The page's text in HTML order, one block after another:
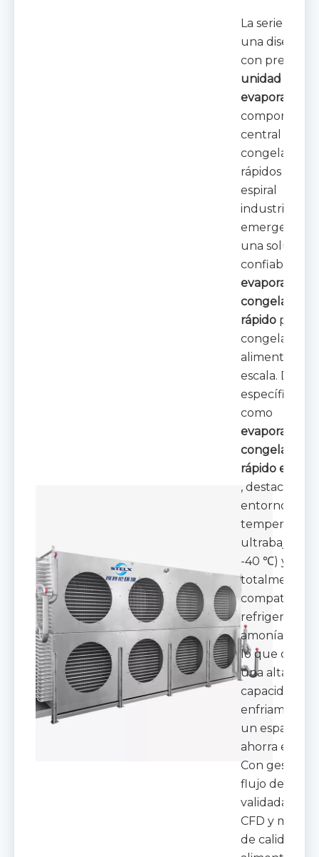
La serie LX es
una diseñada
con precisión
unidad de
evaporador
componente
central de los
congeladores
rápidos en
espiral
industriales,
emerge
una solución
confiable
congelador
rápido para la
congelación
alimentos a
escala.
como
evaporador
congelador
rápido en
, destaca en
entornos de
temperatura
ultrabaja
-40 ℃) y es
totalmente
compatible
refrigerantes
amoníaco
lo que ofrece
una alta
capacidad de
enfriamiento
un espacio
ahorra
Con gestión
flujo de aire
validada por
CFD y
de calidad